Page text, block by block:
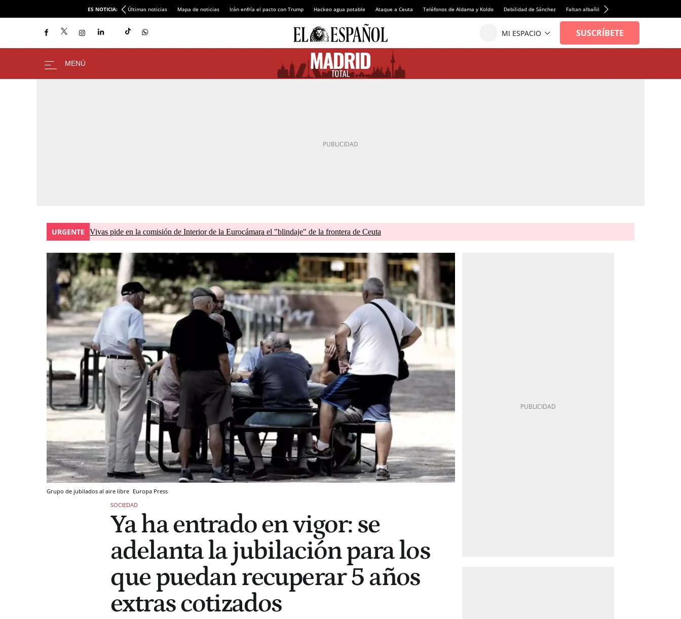
ES NOTICIA: Últimas noticias Mapa de noticias Irán enfría el pacto con Trump Hackeo agua potable Ataque a Ceuta Teléfonos de Aldama y Koldo Debilidad de Sánchez Faltan albañiles
URGENTE Vivas pide en la comisión de Interior de la Eurocámara el "blindaje" de la frontera de Ceuta
Grupo de jubilados al aire libre Europa Press
SOCIEDAD
Ya ha entrado en vigor: se
adelanta la jubilación para los
que puedan recuperar 5 años
extras cotizados